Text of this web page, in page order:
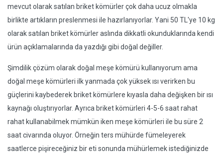
mevcut olarak satılan briket kömürler çok daha ucuz olmakla
birlikte artıkların preslenmesi ile hazırlanıyorlar. Yani 50 TL'ye 10 kg
olarak satılan briket kömürler aslında dikkatli okunduklarında kendi
ürün açıklamalarında da yazdığı gibi doğal değiller.
Şimdilik çözüm olarak doğal meşe kömürü kullanıyorum ama
doğal meşe kömürleri ilk yanmada çok yüksek ısı verirken bu
güçlerini kaybederek briket kömürlere kıyasla daha değişken bir ısı
kaynağı oluştırıyorlar. Ayrıca briket kömürleri 4-5-6 saat rahat
rahat kullanabilmek mümkün iken meşe kömürleri ile bu süre 2
saat civarında oluyor. Örneğin ters mühürde fümeleyerek
saatlerce pişireceğiniz bir eti sonunda mühürlemek istediğinizde